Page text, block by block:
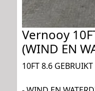
Vernooy
(WIND EN
10FT 8.6